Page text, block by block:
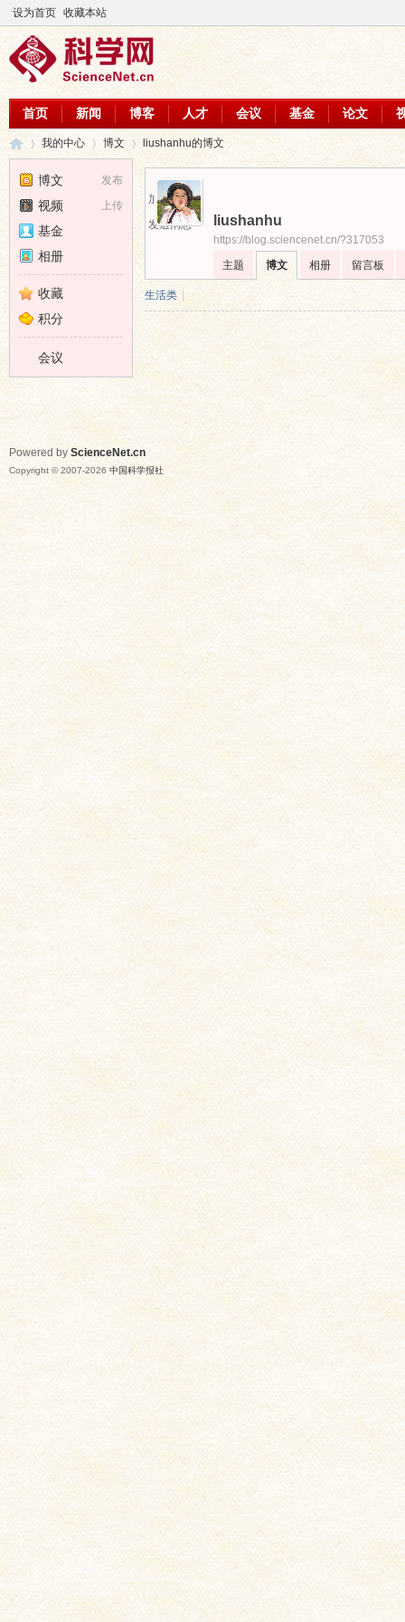
设为首页 收藏本站
首页 新闻 博客 人才 会议 基金 论文
›
我的中心 博文 liushanhu的博文
加为好友
发送消息
liushanhu
https://blog.sciencenet.cn/?317053
主题
博文 相册 留言板
生活类
发布
博文
上传
视频
基金
相册
收藏
积分
会议
Powered by ScienceNet.cn
Copyright © 2007-2026 中国科学报社